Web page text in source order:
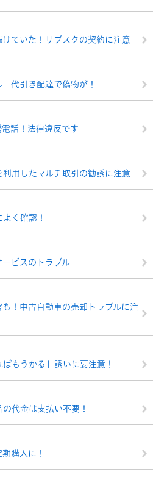
ていた！サブスクの契約に注意
代引き配達で偽物が！
話！法律違反です
用したマルチ取引の勧誘に注意
く確認！
ビスのトラブル
！中古自動車の売却トラブルに注
もうかる」誘いに要注意！
代金は支払い不要！
購入に！